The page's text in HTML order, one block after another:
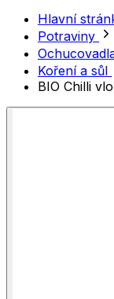
Hlavní
Potraviny
Koření a sůl
BIO Chilli